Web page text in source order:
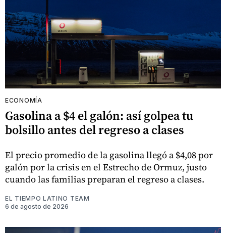
ECONOMÍA
Gasolina a $4 el galón: así golpea tu
bolsillo antes del regreso a clases
El precio promedio de la gasolina llegó a $4,08 por
galón por la crisis en el Estrecho de Ormuz, justo
cuando las familias preparan el regreso a clases.
EL TIEMPO LATINO TEAM
6 de agosto de 2026